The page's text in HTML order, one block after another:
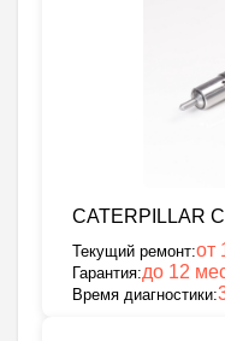
CATERPILLAR
Текущий ремонт:от
Гарантия:до 12
Время диагностики: